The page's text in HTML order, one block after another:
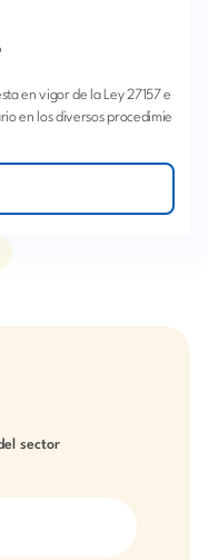
en vigor de la Ley 27157 e
en los diversos procedimie
sector